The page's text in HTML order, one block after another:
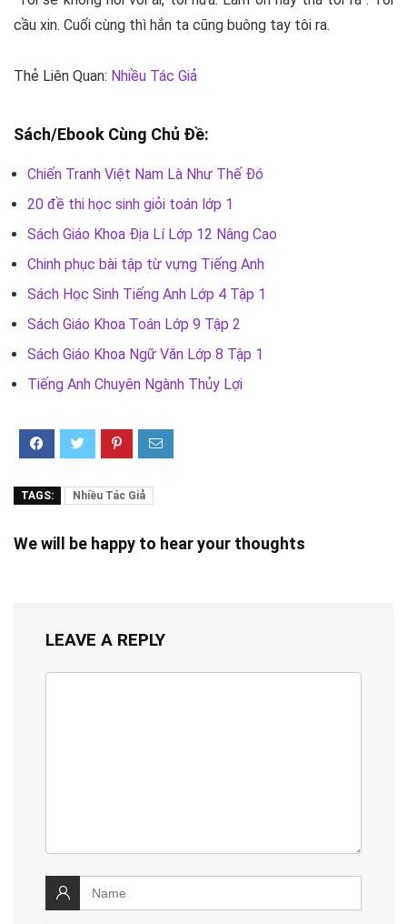
cầu xin. Cuối cùng thì hắn ta cũng buông tay tôi ra.
Thẻ Liên Quan: Nhiều Tác Giả
Sách/Ebook Cùng Chủ Đề:
Chiến Tranh Việt Nam Là Như Thế Đó
20 đề thi học sinh giỏi toán lớp 1
Sách Giáo Khoa Địa Lí Lớp 12 Nâng Cao
Chinh phục bài tập từ vựng Tiếng Anh
Sách Học Sinh Tiếng Anh Lớp 4 Tập 1
Sách Giáo Khoa Toán Lớp 9 Tập 2
Sách Giáo Khoa Ngữ Văn Lớp 8 Tập 1
Tiếng Anh Chuyên Ngành Thủy Lợi
TAGS: Nhiều Tác Giả
We will be happy to hear your thoughts
LEAVE A REPLY